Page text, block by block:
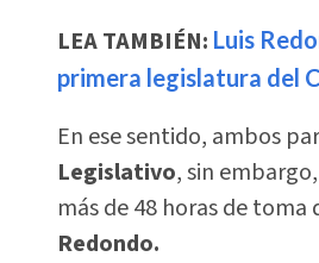
LEA TAMBIÉN: Luis
primera legislatura del
En ese sentido, ambos
Legislativo, sin
más de 48 horas de toma
Redondo.